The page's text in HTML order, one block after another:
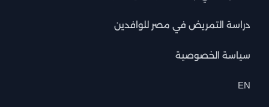
دراسة التمريض في مصر للوافدين
سياسة الخصوصية
EN